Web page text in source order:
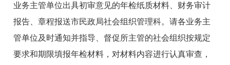
业务主管单位出具初审意见的年检纸质材料、财务审计
报告、章程报送市民政局社会组织管理科。请各业务主
管单位及时通知并指导、督促所主管的社会组织按规定
要求和期限填报年检材料，对材料内容进行认真审查，